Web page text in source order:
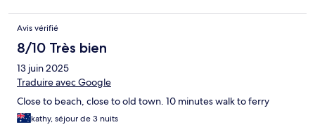
Avis vérifié
8/10 Très bien
13 juin 2025
Traduire avec Google
Close to beach, close to old town. 10 minutes walk to ferry
kathy, séjour de 3 nuits